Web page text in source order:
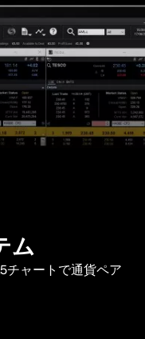
ム
チャートで通貨ペア